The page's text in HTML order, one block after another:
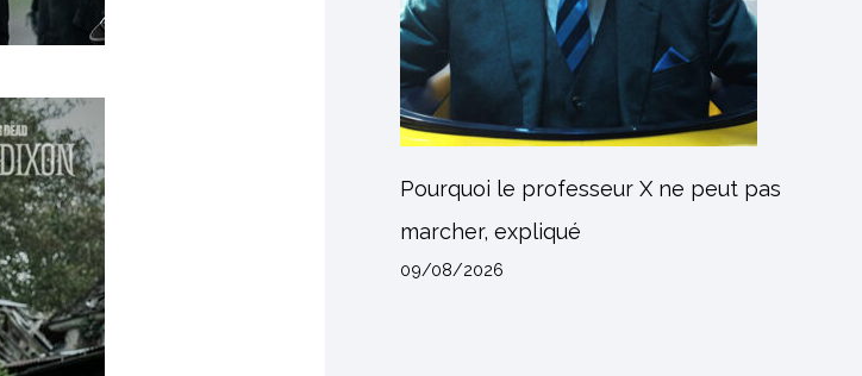
Pourquoi le professeur X ne peut pas
marcher, expliqué
09/08/2026